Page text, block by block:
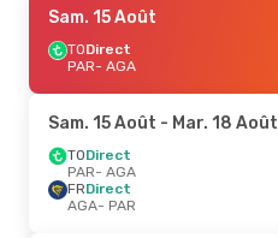
Sam. 15 Août
TODirect
PAR- AGA
Sam. 15 Août - Mar. 18 Août
TODirect
PAR- AGA
FRDirect
AGA- PAR